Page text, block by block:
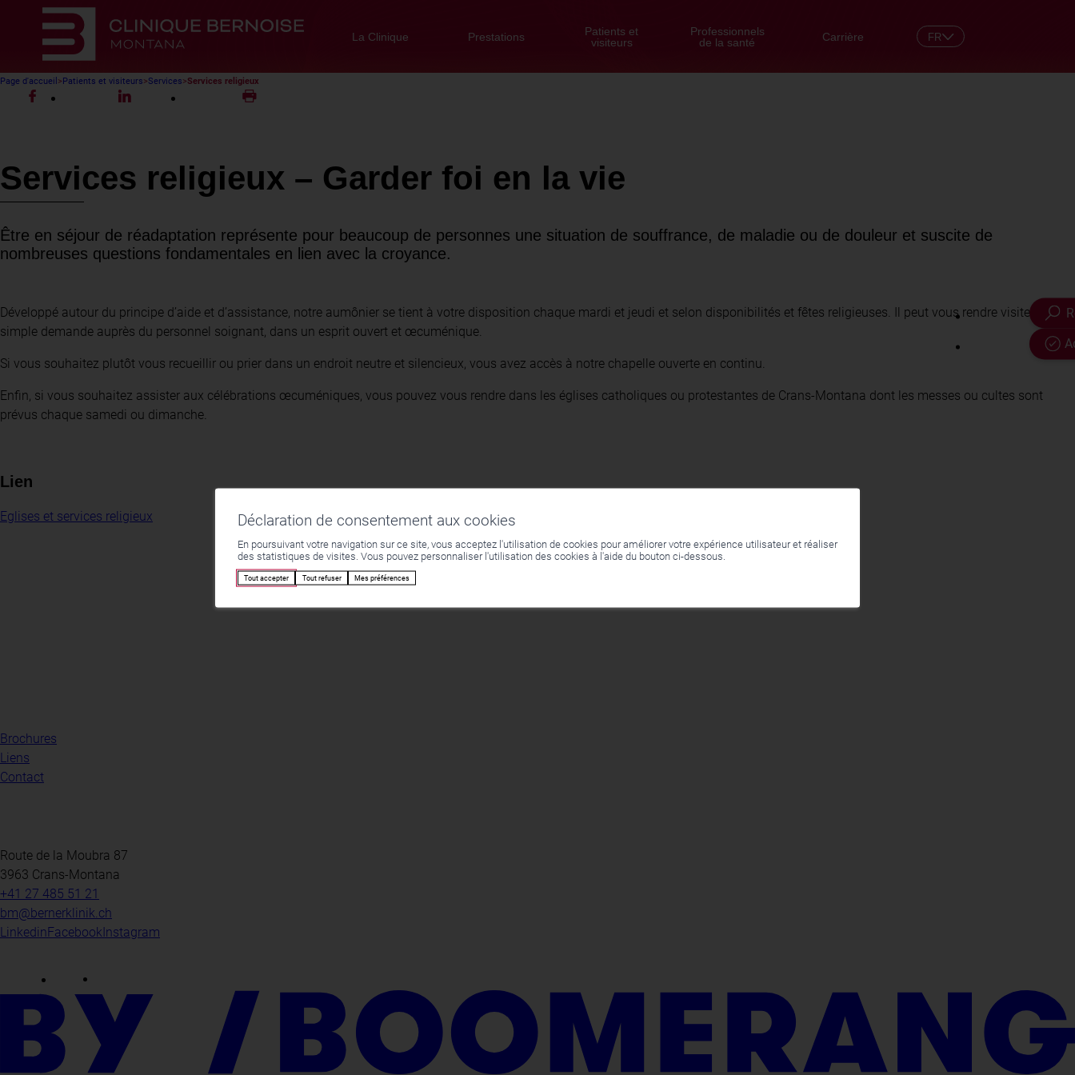
FR
La Clinique Prestations
Patients et
visiteurs
Professionnels
de la santé
Carrière
Page d'accueil Patients et visiteurs Services Services religieux
Services religieux – Garder foi en la vie
Être en séjour de réadaptation représente pour beaucoup de personnes une situation de souffrance, de maladie ou de douleur et suscite de
nombreuses questions fondamentales en lien avec la croyance.
Développé autour du principe d’aide et d’assistance, notre aumônier se tient à votre disposition chaque mardi et jeudi et selon disponibilités et fêtes religieuses. Il peut vous rendre visite sur
simple demande auprès du personnel soignant, dans un esprit ouvert et œcuménique.
Si vous souhaitez plutôt vous recueillir ou prier dans un endroit neutre et silencieux, vous avez accès à notre chapelle ouverte en continu.
Enfin, si vous souhaitez assister aux célébrations œcuméniques, vous pouvez vous rendre dans les églises catholiques ou protestantes de Crans-Montana dont les messes ou cultes sont
prévus chaque samedi ou dimanche.
Lien
Eglises et services religieux
Brochures
Liens
Contact
Route de la Moubra 87
3963 Crans-Montana
+41 27 485 51 21
bm@bernerklinik.ch
LinkedinFacebook Instagram
Déclaration de consentement aux cookies
En poursuivant votre navigation sur ce site, vous acceptez l'utilisation de cookies pour améliorer votre expérience utilisateur et réaliser
des statistiques de visites. Vous pouvez personnaliser l'utilisation des cookies à l'aide du bouton ci-dessous.
Tout accepter Tout refuser Mes préférences